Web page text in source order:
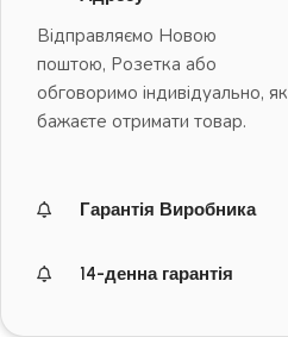
Відправляємо Новою
поштою, Розетка або
обговоримо індивідуально, як
бажаєте отримати товар.
Гарантія Виробника
14-денна гарантія